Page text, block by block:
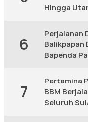
Hingga
6
Perjalanan
Balikpapan
Bapenda
7
Pertamina
BBM
Seluruh